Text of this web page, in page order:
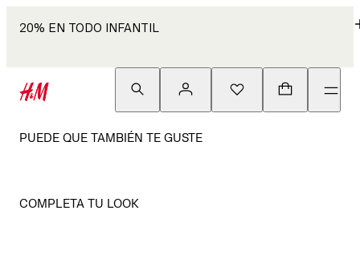
20% EN TODO INFANTIL
PUEDE QUE TAMBIÉN TE GUSTE
COMPLETA TU LOOK